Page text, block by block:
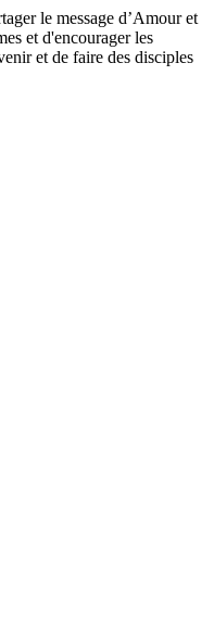
le message d’Amour et
et d'encourager les
et de faire des disciples